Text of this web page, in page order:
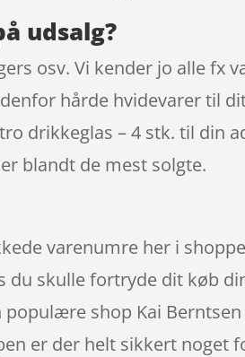
udsalg?
osv. Vi kender jo alle fx
hårde hvidevarer til
drikkeglas – 4 stk. til din
blandt de mest solgte.
varenumre her i
skulle fortryde dit køb
shop Kai
er der helt sikkert noget